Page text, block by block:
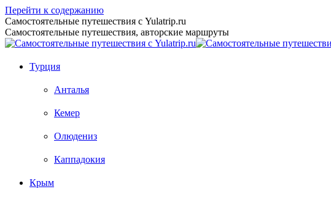
Перейти к содержанию
Самостоятельные путешествия с Yulatrip.ru
Самостоятельные путешествия, авторские маршруты
Турция
Анталья
Кемер
Олюдениз
Каппадокия
Крым